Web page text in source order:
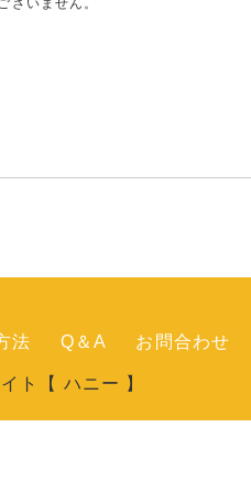
法 Q＆A お問合わせ
ト【 ハニー 】